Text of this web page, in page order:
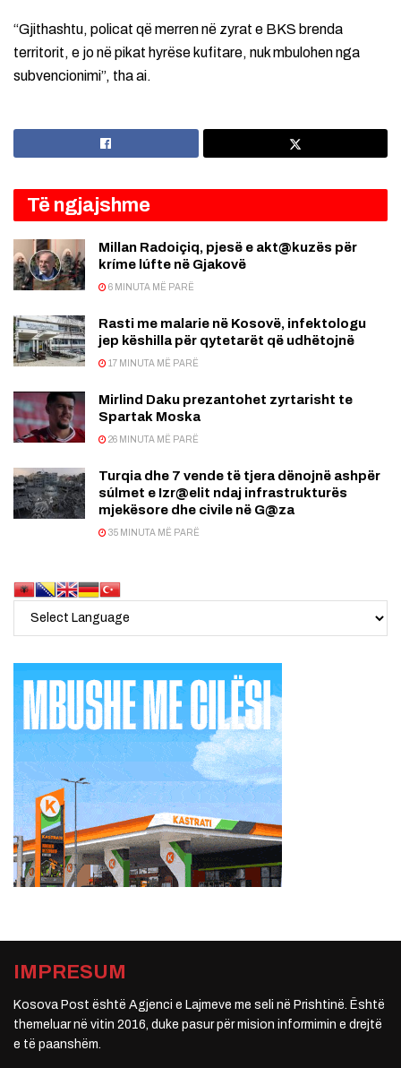
“Gjithashtu, policat që merren në zyrat e BKS brenda
territorit, e jo në pikat hyrëse kufitare, nuk mbulohen nga
subvencionimi”, tha ai.
Të ngjajshme
Millan Radoiçiq, pjesë e akt@kuzës për
kríme lúfte në Gjakovë
6 MINUTA MË PARË
Rasti me malarie në Kosovë, infektologu
jep këshilla për qytetarët që udhëtojnë
17 MINUTA MË PARË
Mirlind Daku prezantohet zyrtarisht te
Spartak Moska
26 MINUTA MË PARË
Turqia dhe 7 vende të tjera dënojnë ashpër
súlmet e Izr@elit ndaj infrastrukturës
mjekësore dhe civile në G@za
35 MINUTA MË PARË
IMPRESUM
Kosova Post është Agjenci e Lajmeve me seli në Prishtinë. Është
themeluar në vitin 2016, duke pasur për mision informimin e drejtë
e të paanshëm.